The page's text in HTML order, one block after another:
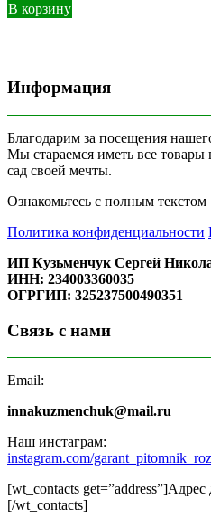
В корзину
Информация
Благодарим за посещения
Мы стараемся иметь все
сад своей мечты.
Ознакомьтесь с полным текстом
Политика конфиденциальности
ИП Кузьменчук Сергей
ИНН: 234003360035
ОГРГИП: 325237500490351
Связь с нами
Email:
innakuzmenchuk@mail.ru
Наш инстаграм:
instagram.com/garant_pitomnik_roz
[wt_contacts
[/wt_contacts]